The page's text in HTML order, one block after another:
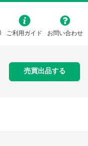
ご利用ガイド お問い合わせ
売買出品する